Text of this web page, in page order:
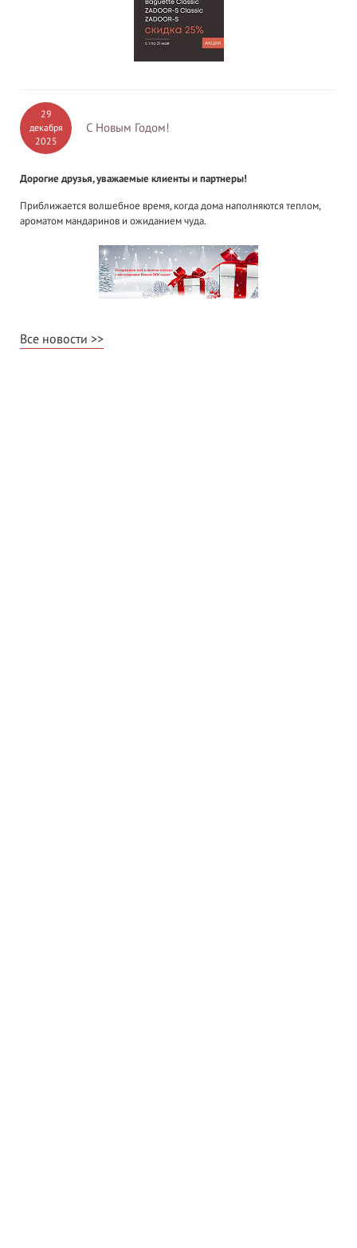
29
декабря
2025
С Новым Годом!
Дорогие друзья, уважаемые клиенты и партнеры!
Приближается волшебное время, когда дома наполняются теплом,
ароматом мандаринов и ожиданием чуда.
Все новости